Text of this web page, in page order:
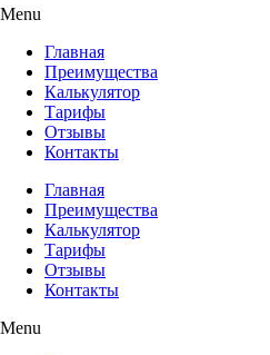
Menu
Главная
Преимущества
Калькулятор
Тарифы
Отзывы
Контакты
Главная
Преимущества
Калькулятор
Тарифы
Отзывы
Контакты
Menu